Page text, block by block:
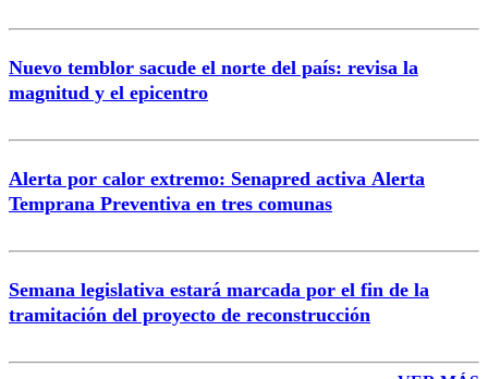
Nuevo temblor sacude el norte del país: revisa la
magnitud y el epicentro
Alerta por calor extremo: Senapred activa Alerta
Temprana Preventiva en tres comunas
Semana legislativa estará marcada por el fin de la
tramitación del proyecto de reconstrucción